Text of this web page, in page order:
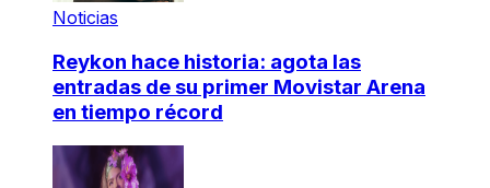
Noticias
Reykon hace historia: agota las
entradas de su primer Movistar Arena
en tiempo récord